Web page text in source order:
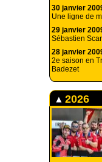
30 janvier
Une ligne de
29 janvier
Sébastien
28 janvier
2e saison en
Badezet
2026